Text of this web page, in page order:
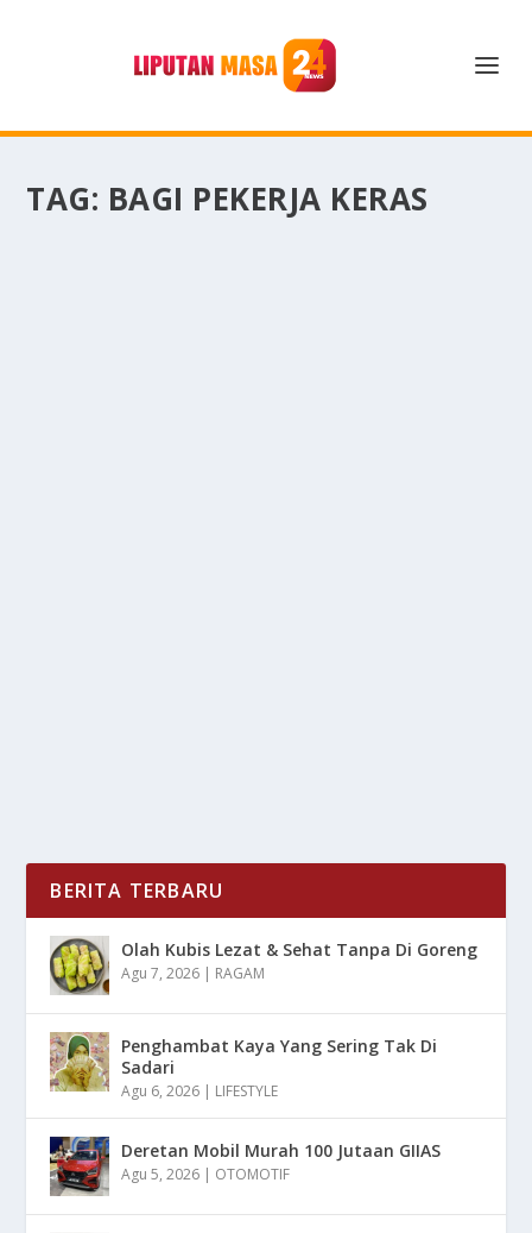
TAG: BAGI PEKERJA KERAS
BERITA TERBARU
Olah Kubis Lezat & Sehat Tanpa Di Goreng
Agu 7, 2026 | RAGAM
Penghambat Kaya Yang Sering Tak Di
Sadari
Agu 6, 2026 | LIFESTYLE
Deretan Mobil Murah 100 Jutaan GIIAS
Agu 5, 2026 | OTOMOTIF